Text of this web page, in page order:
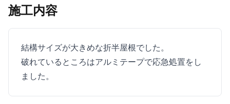
施工内容
結構サイズが大きめな折半屋根でした。
破れているところはアルミテープで応急処置をし
ました。